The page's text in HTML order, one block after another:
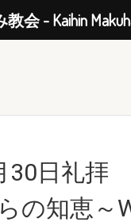
30日礼拝
の知恵～
会 - Kaihin